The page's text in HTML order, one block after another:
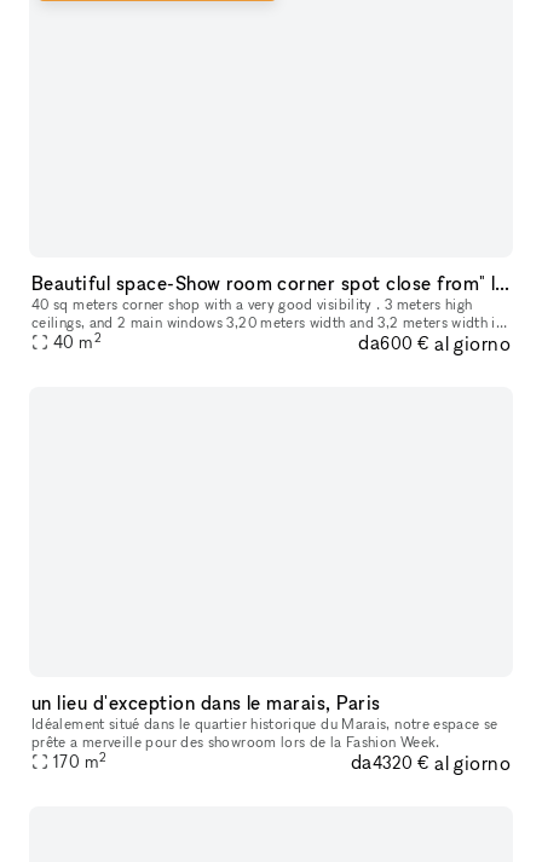
Beautiful space-Show room corner spot close from" le marché des enfants rouges" Haut Marais
40 sq meters corner shop with a very good visibility . 3 meters high
ceilings, and 2 main windows 3,20 meters width and 3,2 meters width in
the heat of the Marais . Large storage space in the bas
40 m2 da600 € al giorno
un lieu d'exception dans le marais, Paris
Idéalement situé dans le quartier historique du Marais, notre espace se
prête a merveille pour des showroom lors de la Fashion Week.
170 m2 da4320 € al giorno